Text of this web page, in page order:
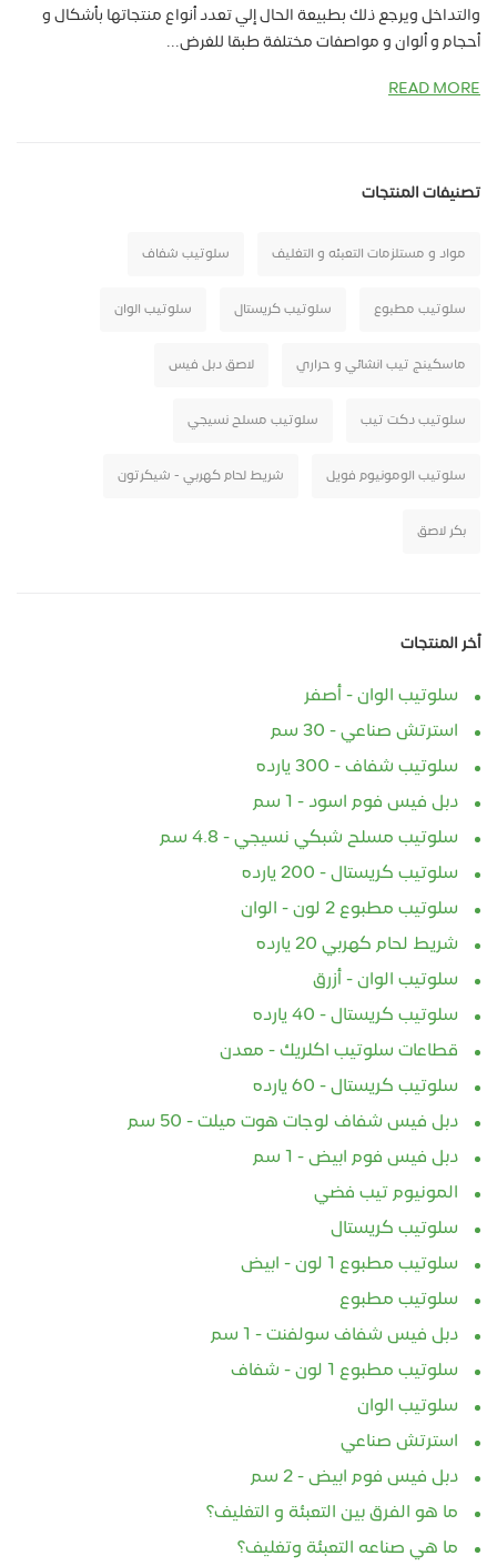
والتداخل ويرجع ذلك بطبيعة الحال إلي تعدد أنواع منتجاتها بأشكال و
أحجام و ألوان و مواصفات مختلفة طبقا للغرض...
READ MORE
تصنيفات المنتجات
مواد و مستلزمات التعبئه و التغليف سلوتيب شفاف
سلوتيب مطبوع سلوتيب كريستال سلوتيب الوان
ماسكينج تيب انشائي و حراري لاصق دبل فيس
سلوتيب دكت تيب سلوتيب مسلح نسيجي
سلوتيب الومونيوم فويل شريط لحام كهربي - شيكرتون
بكر لاصق
أخر المنتجات
سلوتيب الوان - أصفر
استرتش صناعي - 30 سم
سلوتيب شفاف - 300 يارده
دبل فيس فوم اسود - 1 سم
سلوتيب مسلح شبكي نسيجي - 4.8 سم
سلوتيب كريستال - 200 يارده
سلوتيب مطبوع 2 لون - الوان
شريط لحام كهربي 20 يارده
سلوتيب الوان - أزرق
سلوتيب كريستال - 40 يارده
قطاعات سلوتيب اكلريك - معدن
سلوتيب كريستال - 60 يارده
دبل فيس شفاف لوجات هوت ميلت - 50 سم
دبل فيس فوم ابيض - 1 سم
المونيوم تيب فضي
سلوتيب كريستال
سلوتيب مطبوع 1 لون - ابيض
سلوتيب مطبوع
دبل فيس شفاف سولفنت - 1 سم
سلوتيب مطبوع 1 لون - شفاف
سلوتيب الوان
استرتش صناعي
دبل فيس فوم ابيض - 2 سم
ما هو الفرق بين التعبئة و التغليف؟
ما هي صناعه التعبئة وتغليف؟